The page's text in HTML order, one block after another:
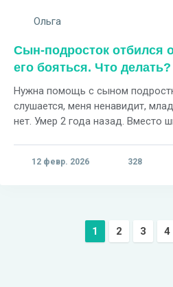
Ольга
Сын-подросток отбился
его бояться. Что делать?
Нужна помощь с сыном
слушается, меня ненавидит,
нет. Умер 2 года назад. Вместо
12 февр. 2026 328
1 2 3 4